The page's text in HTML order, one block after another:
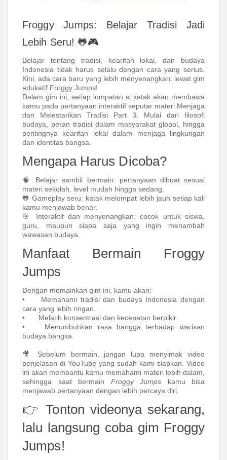
Froggy Jumps: Belajar Tradisi Jadi
Lebih Seru! 🐸🎮
Belajar tentang tradisi, kearifan lokal, dan budaya
Indonesia tidak harus selalu dengan cara yang serius.
Kini, ada cara baru yang lebih menyenangkan: lewat gim
edukatif Froggy Jumps!
Dalam gim ini, setiap lompatan si katak akan membawa
kamu pada pertanyaan interaktif seputar materi Menjaga
dan Melestarikan Tradisi Part 3. Mulai dari filosofi
budaya, peran tradisi dalam masyarakat global, hingga
pentingnya kearifan lokal dalam menjaga lingkungan
dan identitas bangsa.
Mengapa Harus Dicoba?
🧠 Belajar sambil bermain: pertanyaan dibuat sesuai
materi sekolah, level mudah hingga sedang.
🐸 Gameplay seru: katak melompat lebih jauh setiap kali
kamu menjawab benar.
🎯 Interaktif dan menyenangkan: cocok untuk siswa,
guru, maupun siapa saja yang ingin menambah
wawasan budaya.
Manfaat Bermain Froggy
Jumps
Dengan memainkan gim ini, kamu akan:
•
Memahami tradisi dan budaya Indonesia dengan
cara yang lebih ringan.
•
Melatih konsentrasi dan kecepatan berpikir.
•
Menumbuhkan rasa bangga terhadap warisan
budaya bangsa.
🎥 Sebelum bermain, jangan lupa menyimak video
penjelasan di YouTube yang sudah kami siapkan. Video
ini akan membantu kamu memahami materi lebih dalam,
sehingga saat bermain Froggy Jumps kamu bisa
menjawab pertanyaan dengan lebih percaya diri.
👉 Tonton videonya sekarang,
lalu langsung coba gim Froggy
Jumps!